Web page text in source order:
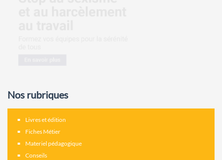
Nos rubriques
Livres et édition
Fiches Métier
Materiel pédagogique
Conseils